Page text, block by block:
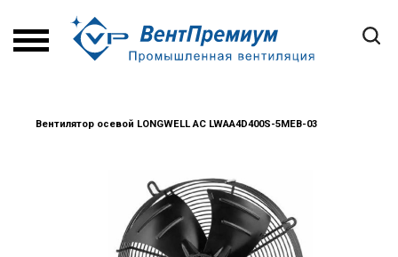
Вентилятор осевой LONGWELL AC LWAA4D400S-5MEB-03